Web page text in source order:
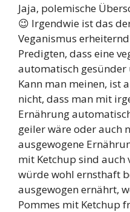
Jaja, polemische
😉 Irgendwie ist das
Veganismus
Predigten, dass eine
automatisch gesünder
Kann man meinen, ist
nicht, dass man mit
Ernährung
geiler wäre oder auch
ausgewogene
mit Ketchup sind auch
würde wohl ernsthaft
ausgewogen ernährt,
Pommes mit Ketchup